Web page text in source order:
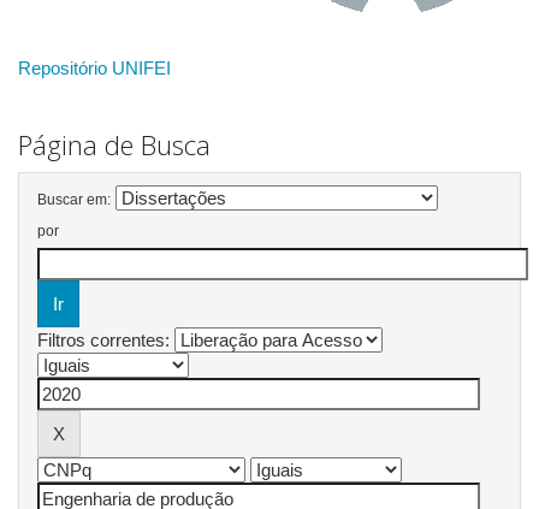
Repositório UNIFEI
Página de Busca
Buscar em:
por
Filtros correntes: